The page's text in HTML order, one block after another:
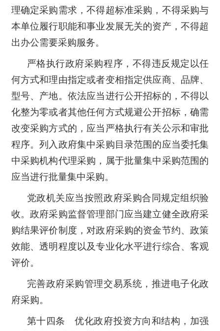
理确定采购需求，不得超标准采购，不得采购与
本单位履行职能和事业发展无关的资产，不得超
出办公需要采购服务。
严格执行政府采购程序，不得违反规定以任
何方式和理由指定或者变相指定供应商、品牌、
型号、产地。依法应当进行公开招标的，不得以
化整为零或者其他任何方式规避公开招标，确需
改变采购方式的，应当严格执行有关公示和审批
程序。列入政府集中采购目录范围的应当委托集
中采购机构代理采购，属于批量集中采购范围的
应当进行批量集中采购。
党政机关应当按照政府采购合同规定组织验
收。政府采购监督管理部门应当建立健全政府采
购结果评价制度，对政府采购的资金节约、政策
效能、透明程度以及专业化水平进行综合、客观
评价。
完善政府采购管理交易系统，推进电子化政
府采购。
第十四条 优化政府投资方向和结构，加强